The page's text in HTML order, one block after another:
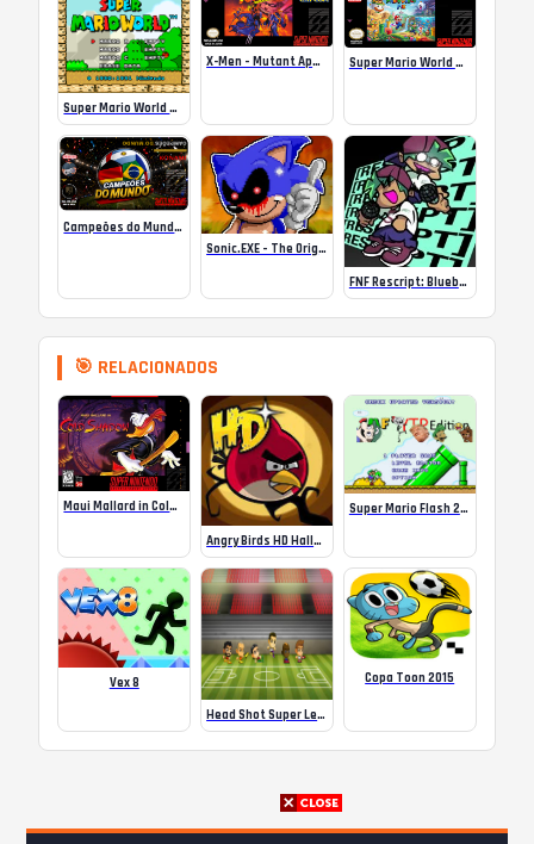
Super Mario World SA-1 Online
X-Men – Mutant Apocalypse Rebalanced Online Super Mario World Mix Online
Campeões do Mundo (ISS) Online
Sonic.EXE – The Original Game Online
FNF Rescript: Blueballed
🎯 RELACIONADOS
Maui Mallard in Cold Shadow (USA) – SNES
Angry Birds HD Halloween
Super Mario Flash 2 YTP Edition
Vex 8
Head Shot Super League
Copa Toon 2015